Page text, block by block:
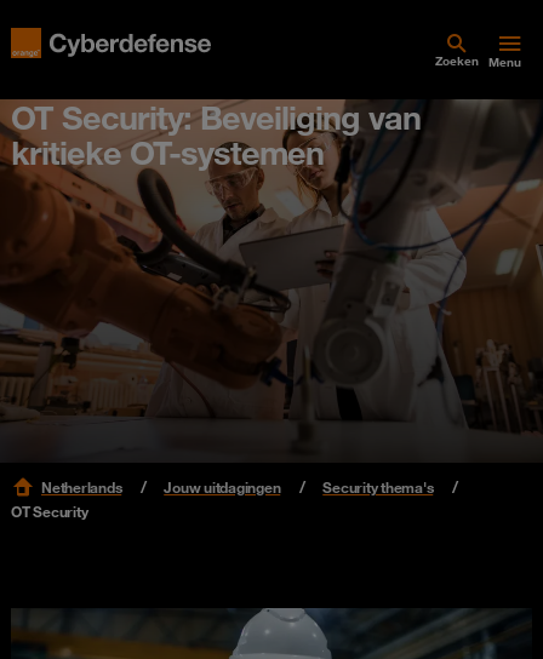
Zoeken Menu
OT Security: Beveiliging van
kritieke OT-systemen
Netherlands Jouw uitdagingen
Security thema's
OT Security